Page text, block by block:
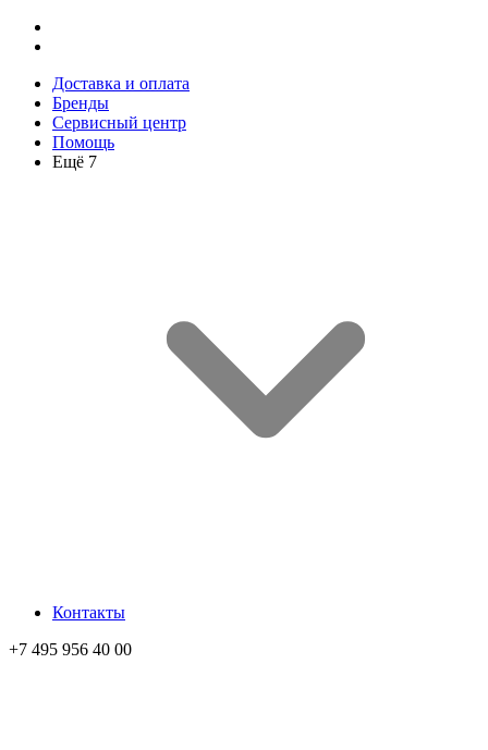
Доставка и оплата
Бренды
Сервисный центр
Помощь
Ещё 7
Контакты
+7 495 956 40 00